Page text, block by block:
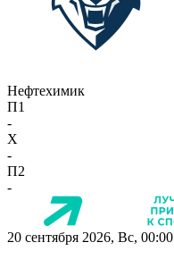
Нефтехимик
П1
-
X
-
П2
-
20 сентября 2026, Вс, 00:00